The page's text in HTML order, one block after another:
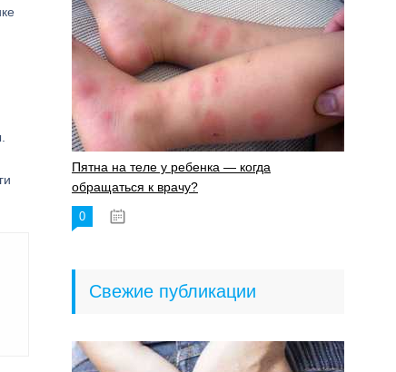
Пятна на теле у ребенка — когда
обращаться к врачу?
0
Свежие публикации